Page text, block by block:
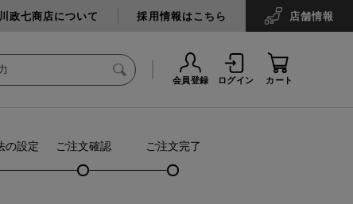
政七商店について 採用情報はこちら 店舗情報
会員登録 ログイン カート
の設定 ご注文確認 ご注文完了